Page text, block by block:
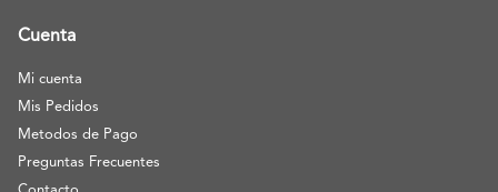
Cuenta
Mi cuenta
Mis Pedidos
Metodos de Pago
Preguntas Frecuentes